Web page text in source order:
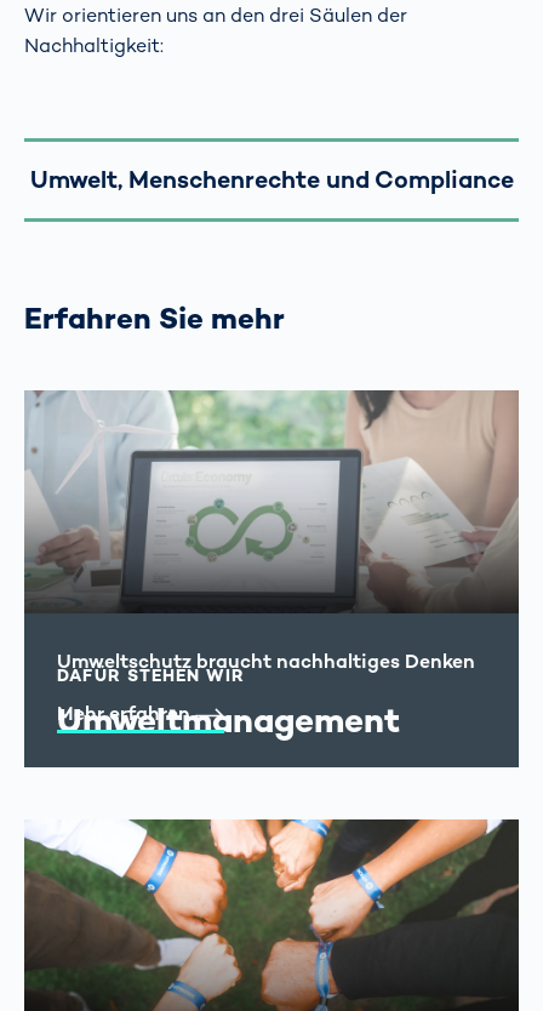
Wir orientieren uns an den drei Säulen der
Nachhaltigkeit:
Umwelt, Menschenrechte und Compliance
Erfahren Sie mehr
DAFÜR STEHEN WIR
Umweltmanagement
Umweltschutz braucht nachhaltiges Denken
Mehr erfahren